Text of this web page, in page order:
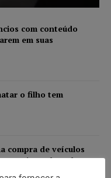
com conteúdo
em suas
o filho tem
compra de veículos
e autistas de todos os